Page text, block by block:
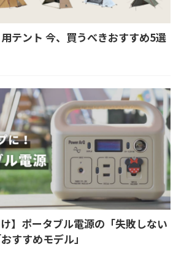
用テント 今、買うべきおすすめ5選
け】ポータブル電源の「失敗しない
すすめモデル」